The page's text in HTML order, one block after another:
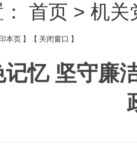
首页 > 机关
本页 】 【 关闭窗口 】
记忆 坚守廉